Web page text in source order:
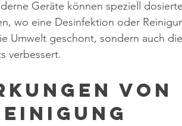
Geräte können speziell
wo eine Desinfektion oder
Umwelt geschont, sondern auch
verbessert.
von